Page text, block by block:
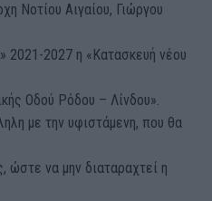
Νοτίου Αιγαίου, Γιώργου
2021-2027 η «Κατασκευή νέου
Οδού Ρόδου – Λίνδου».
με την υφιστάμενη, που θα
να μην διαταραχτεί η